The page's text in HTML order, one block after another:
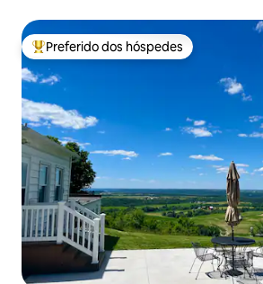
Entre os melhores preferidos dos
Preferido dos hóspedes